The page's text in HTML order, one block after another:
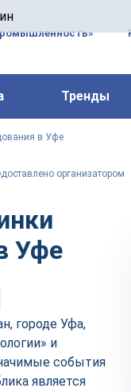
которые
Тренды
в Уфе
организатором
Уфе
городе Уфа,
и
события
является